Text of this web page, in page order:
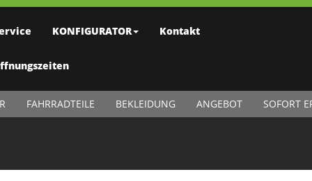
KONFIGURATOR Kontakt
FAHRRADTEILE BEKLEIDUNG ANGEBOT SOFORT